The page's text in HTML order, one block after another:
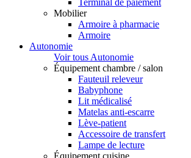
Terminal de paiement
Mobilier
Armoire à pharmacie
Armoire
Autonomie
Voir tous Autonomie
Équipement chambre / salon
Fauteuil releveur
Babyphone
Lit médicalisé
Matelas anti-escarre
Lève-patient
Accessoire de transfert
Lampe de lecture
Équipement cuisine